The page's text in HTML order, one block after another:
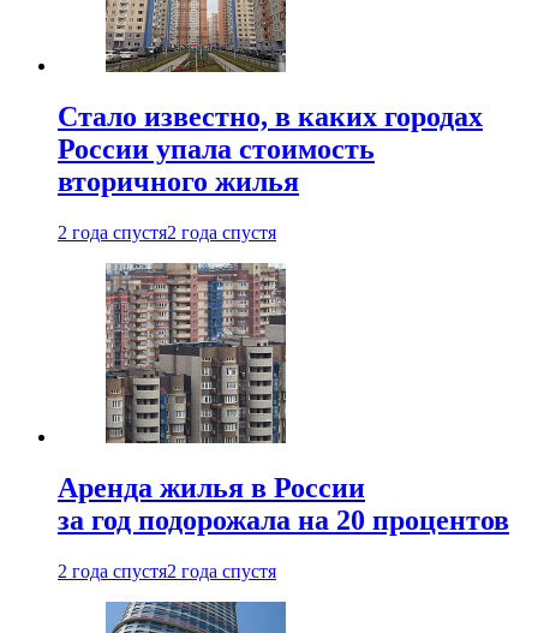
Стало известно, в каких городах
России упала стоимость
вторичного жилья
2 года спустя2 года спустя
Аренда жилья в России
за год подорожала на 20 процентов
2 года спустя2 года спустя